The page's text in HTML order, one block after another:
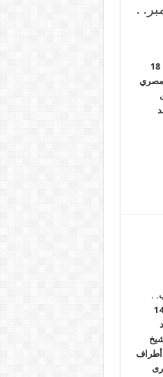
أرى لا أتكلم. . الأربعاء 18 نوفمبر. .
الانقلاب بعد التهديدات الروسية لا يسمع ولا يرى ولا يتكلم. . الأربعاء 18
.
الأحد 15 نوفمبر. . قضاء الانقلاب بالمنصورة يقضي بسجن 14
أطراف